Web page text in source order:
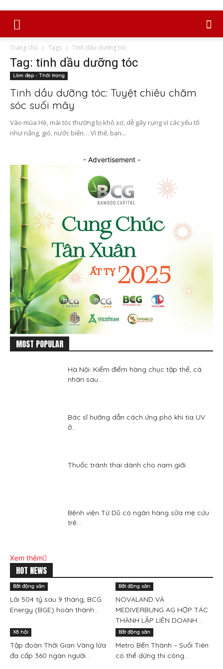
Trang chủ Tags Tinh dầu dưỡng tóc
Tag: tinh dầu dưỡng tóc
Làm đẹp - Thời trang
Tinh dầu dưỡng tóc: Tuyệt chiêu chăm
sóc suối mây
Vào mùa Hè, mái tóc thường bị khô xơ, dễ gãy rụng vì các yếu tố
như nắng, gió, nước biển… Vì thế, bạn...
- Advertisement -
MOST POPULAR
Hà Nội: Kiểm điểm hàng chục tập thể, cá
nhân sau...
Bác sĩ hướng dẫn cách ứng phó khi tia UV
ở...
Thuốc tránh thai dành cho nam giới
Bệnh viện Từ Dũ có ngân hàng sữa mẹ cứu
trẻ...
Xem thêm
HOT NEWS
Bất động sản
Lãi 504 tỷ sau 9 tháng, BCG
Energy (BGE) hoàn thành...
Bất động sản
NOVALAND VÀ
MEDIVERBUNG AG HỢP TÁC
THÀNH LẬP LIÊN DOANH...
Xã hội
Tập đoàn Thời Gian Vàng lừa
đa cấp 360 ngàn người...
Bất động sản
Metro Bến Thành – Suối Tiên
có thể dừng thi công...